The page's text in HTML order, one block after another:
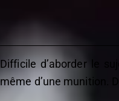
Difficile d’aborder le
même d’une munition.